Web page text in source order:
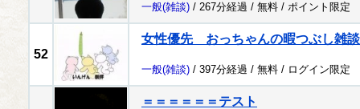
一般(雑談) / 267分経過 / 無料 / ポイント限定
52
女性優先 おっちゃんの暇つぶし雑
一般(雑談) / 397分経過 / 無料 / ログイン限定
＝＝＝＝＝＝テスト